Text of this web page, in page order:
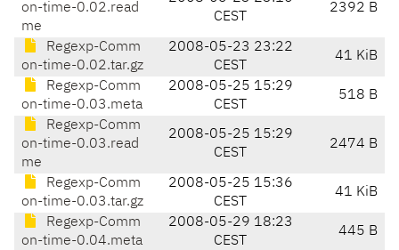
on-time-0.02.read
me
CEST
2392 B
Regexp-Comm
on-time-0.02.tar.gz
2008-05-23 23:22
CEST
41 KiB
Regexp-Comm
on-time-0.03.meta
2008-05-25 15:29
CEST
518 B
Regexp-Comm
on-time-0.03.read
me
2008-05-25 15:29
CEST
2474 B
Regexp-Comm
on-time-0.03.tar.gz
2008-05-25 15:36
CEST
41 KiB
Regexp-Comm
on-time-0.04.meta
2008-05-29 18:23
CEST
445 B